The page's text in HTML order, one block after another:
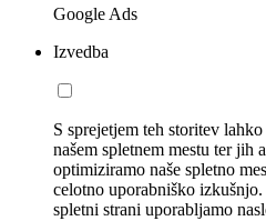
Google Ads
Izvedba
S sprejetjem teh storitev
našem spletnem mestu ter jih
optimiziramo naše spletno
celotno uporabniško
spletni strani uporabljamo